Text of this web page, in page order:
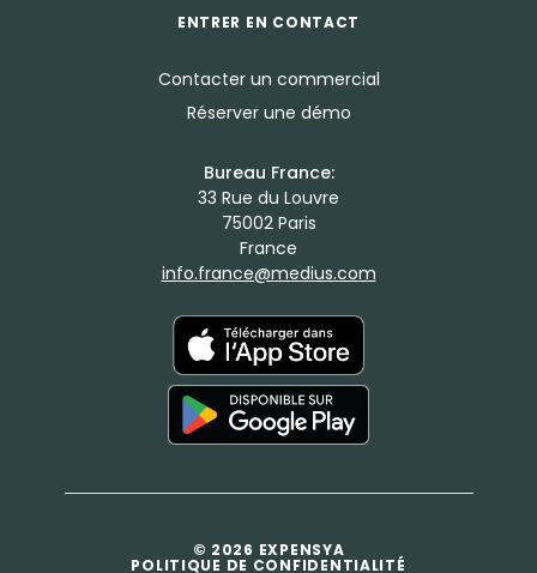
ENTRER EN CONTACT
Contacter un commercial
Réserver une démo
Bureau France:
33 Rue du Louvre
75002 Paris
France
info.france@medius.com
© 2026 EXPENSYA
POLITIQUE DE CONFIDENTIALITÉ